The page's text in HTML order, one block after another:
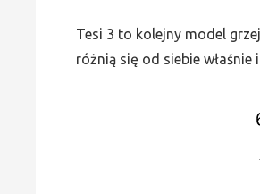
Tesi 3 to kolejny model
różnią się od siebie właśnie